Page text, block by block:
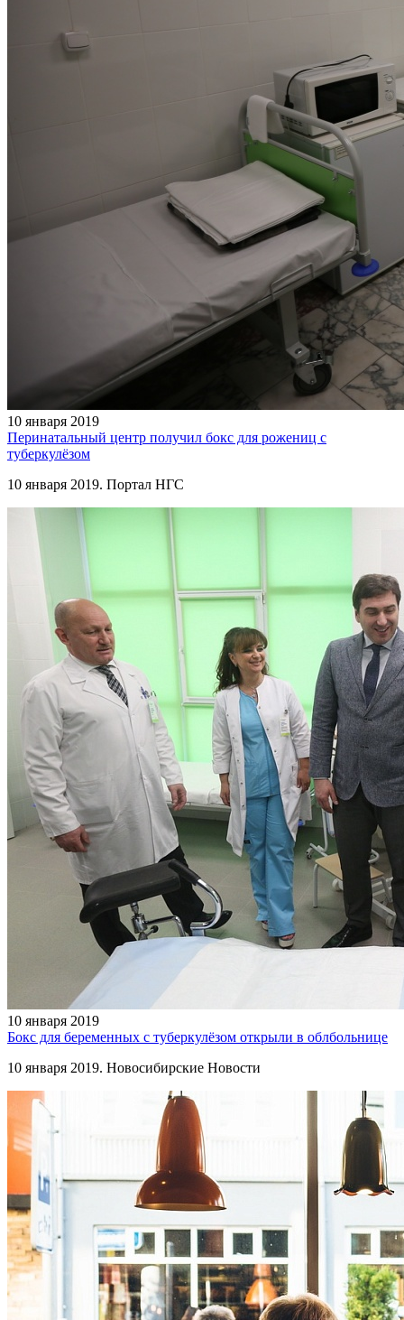
10 января 2019
Перинатальный центр получил бокс для рожениц с
туберкулёзом
10 января 2019. Портал НГС
10 января 2019
Бокс для беременных с туберкулёзом открыли в облбольнице
10 января 2019. Новосибирские Новости